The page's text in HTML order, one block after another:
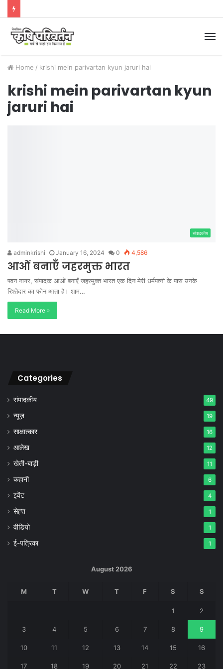
Home / krishi mein parivartan kyun jaruri hai
krishi mein parivartan kyun
jaruri hai
संपादकीय
adminkrishi January 16, 2024 0 4,586
आओं बनाएँ जहरमुक्त भारत
पवन नागर, संपादक आओं बनाएँ जहरमुक्त भारत एक दिन मेरी धर्मपत्नी के पास उनके
रिश्तेदार का फोन आता है। शाम…
Read More »
Categories
संपादकीय 49
न्यूज़ 19
साक्षात्कार 16
आलेख 12
खेती-बाड़ी 11
कहानी 6
इवेंट 4
सेह्त 1
वीडियो 1
ई-पत्रिका 1
August 2026
M T W T F S S
1 2
3 4 5 6 7 8 9
10 11 12 13 14 15 16
17 18 19 20 21 22 23